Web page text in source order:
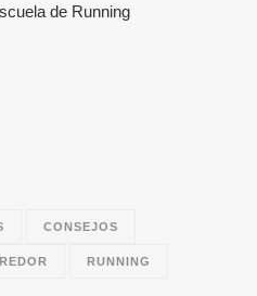
de Running
CONSEJOS
RUNNING